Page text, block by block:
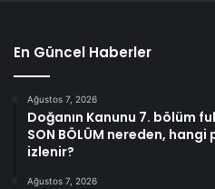
En Güncel Haberler
Ağustos 7, 2026
Doğanın Kanunu 7. bölüm
SON BÖLÜM nereden,
izlenir?
Ağustos 7, 2026